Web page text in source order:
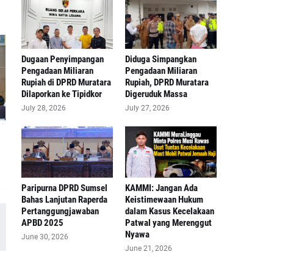
‎Dugaan Penyimpangan
Pengadaan Miliaran
Rupiah di DPRD Muratara
Dilaporkan ke Tipidkor
July 28, 2026
Diduga Simpangkan
Pengadaan Miliaran
Rupiah, DPRD Muratara
Digeruduk Massa
July 27, 2026
Paripurna DPRD Sumsel
Bahas Lanjutan Raperda
Pertanggungjawaban
APBD 2025
June 30, 2026
‎KAMMI: Jangan Ada
Keistimewaan Hukum
dalam Kasus Kecelakaan
Patwal yang Merenggut
Nyawa
June 21, 2026